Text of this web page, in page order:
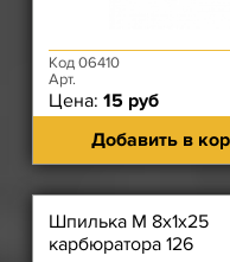
Код 06410
Арт.
Цена: 15 руб
Добавить в
Шпилька М 8х1х25
карбюратора 126